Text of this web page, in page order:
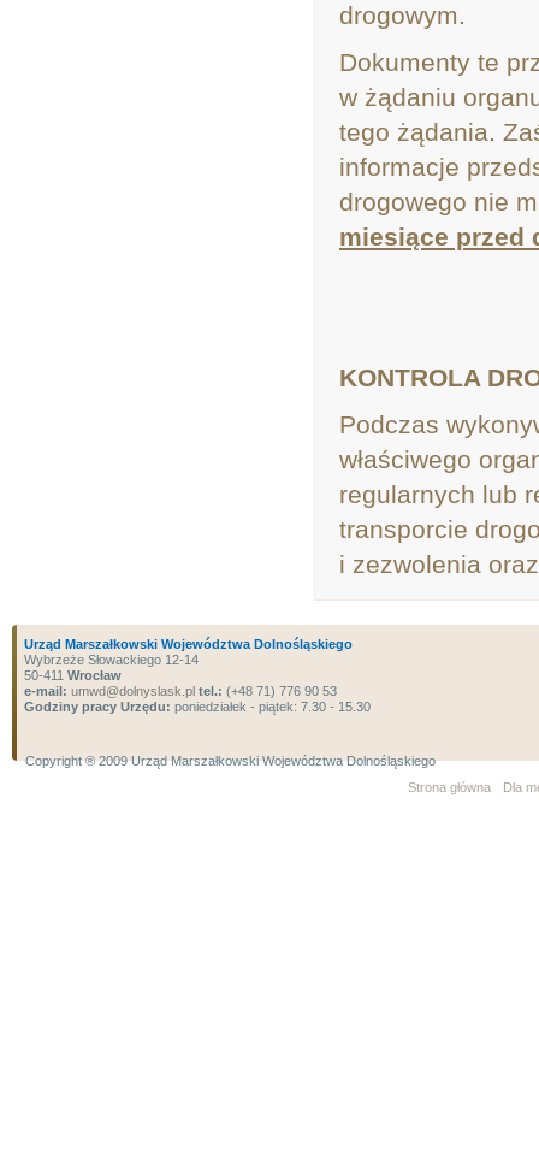
drogowym.
Dokumenty te
w żądaniu
tego żądania.
informacje
drogowego nie
miesiące przed
KONTROLA
Podczas
właściwego
regularnych lub
transporcie
i zezwolenia
Urząd Marszałkowski Województwa Dolnośląskiego
Wybrzeże Słowackiego 12-14
50-411 Wrocław
e-mail: umwd@dolnyslask.pl tel.: (+48 71) 776 90 53
Godziny pracy Urzędu: poniedziałek - piątek: 7.30 - 15.30
Copyright ® 2009 Urząd Marszałkowski Województwa Dolnośląskiego
Strona główna
Dla